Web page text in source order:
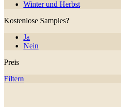
Winter und Herbst
Kostenlose Samples?
Ja
Nein
Preis
Filtern